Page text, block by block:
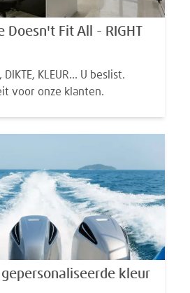
Doesn't Fit All - RIGHT
DIKTE, KLEUR... U beslist.
voor onze klanten.
kleur